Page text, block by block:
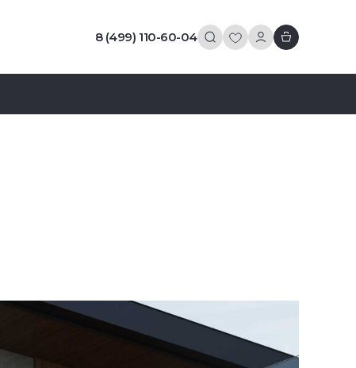
8 (499) 110-60-04